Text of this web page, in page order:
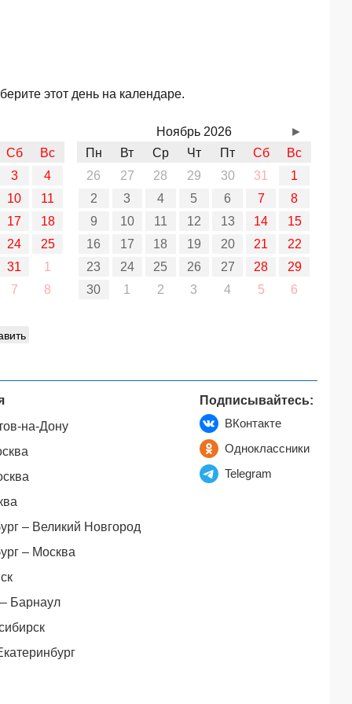
этот день на календаре.
Сб
Вс
3
4
10
11
17
18
24
25
31
1
7
8
Ноябрь 2026
Пн
Вт Ср Чт Пт Сб
Вс
26
27 28 29 30 31
1
2
3 4 5 6 7
8
9
10 11 12 13 14
15
16
17 18 19 20 21
22
23
24 25 26 27 28
29
30
1 2 3 4 5 6
►
на-Дону
– Великий Новгород
– Москва
Барнаул
Подписывайтесь:
ВКонтакте
Одноклассники
Telegram